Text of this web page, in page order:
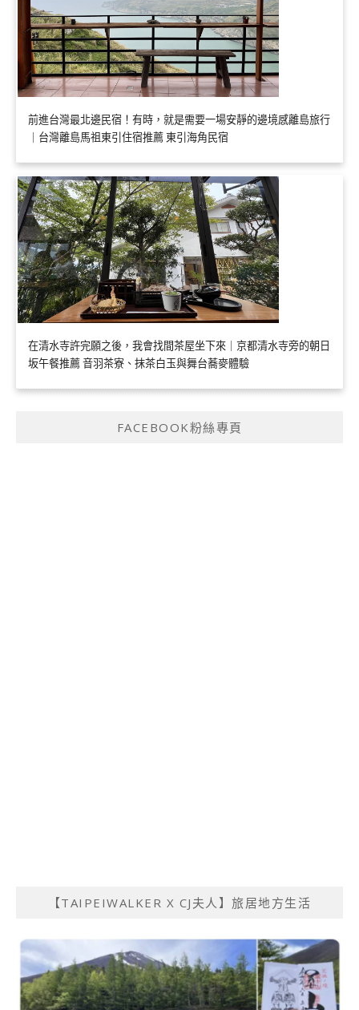
前進台灣最北邊民宿！有時，就是需要一場安靜的邊境感離島旅行
｜台灣離島馬祖東引住宿推薦 東引海角民宿
在清水寺許完願之後，我會找間茶屋坐下來｜京都清水寺旁的朝日
坂午餐推薦 音羽茶寮、抹茶白玉與舞台蕎麥體驗
FACEBOOK粉絲專頁
【TAIPEIWALKER X CJ夫人】旅居地方生活